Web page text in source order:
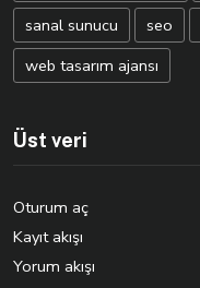
sanal sunucu
seo
web tasarım ajansı
Üst veri
Oturum aç
Kayıt akışı
Yorum akışı